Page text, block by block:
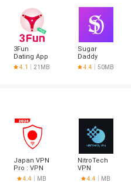
3Fun
Dating App
- Meet
Curious
4.1 21MB
Sugar
Daddy
Dating App
- Sudy
4.4 50MB
Japan VPN
Pro : VPN
For Japan
4.4 MB
NitroTech
VPN
4.4 MB